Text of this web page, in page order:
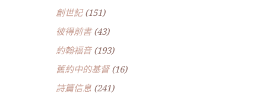
創世記(151)
彼得前書(43)
約翰福音(193)
舊約中的基督(16)
詩篇信息 (241)